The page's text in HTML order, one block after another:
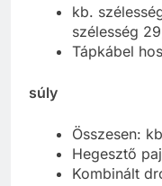
kb.
szélesség
Tápkábel
súly
Összesen:
Hegesztő
Kombinált